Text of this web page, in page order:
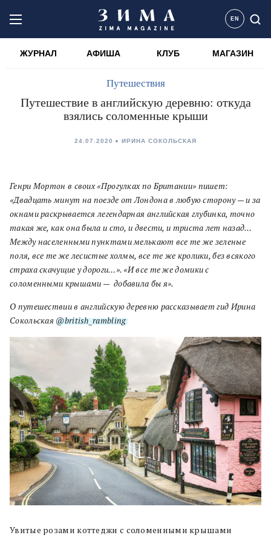
EN
ЖУРНАЛ АФИША КЛУБ МАГАЗИН
Путешествия
Путешествие в английскую деревню: откуда
взялись соломенные крыши
24.07.2020 ИРИНА СОКОЛЬСКАЯ
Генри Мортон в своих «Прогулках по Британии» пишет:
«Двадцать минут на поезде от Лондона в любую сторону — и за
окнами раскрывается легендарная английская глубинка, точно
такая же, как она была и сто, и двести, и триста лет назад…
Между населенными пунктами мелькают все те же зеленые
поля, все те же лесистые холмы, все те же кролики, без всякого
страха скачущие у дороги…». «И все те же домики с
соломенными крышами — добавила бы я».
О путешествии в английскую деревню рассказывает гид Ирина
Сокольская @british_rambling.
Увитые розами коттеджи с соломенными крышами